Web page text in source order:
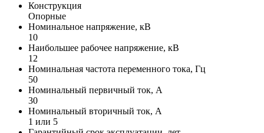
Конструкция
Опорные
Номинальное напряжение, кВ
10
Наибольшее рабочее напряжение, кВ
12
Номинальная частота переменного тока, Гц
50
Номинальный первичный ток, А
30
Номинальный вторичный ток, А
1 или 5